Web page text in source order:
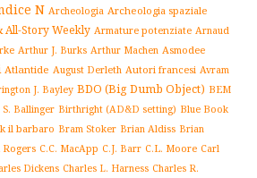
N Archeologia Archeologia spaziale
All-Story Weekly Armature potenziate Arnaud
Arthur J. Burks Arthur Machen Asmodee
Atlantide August Derleth Autori francesi Avram
J. Bayley BDO (Big Dumb Object) BEM
S. Ballinger Birthright (AD&D setting) Blue Book
il barbaro Bram Stoker Brian Aldiss Brian
Rogers C.C. MacApp C.J. Barr C.L. Moore Carl
Dickens Charles L. Harness Charles R.